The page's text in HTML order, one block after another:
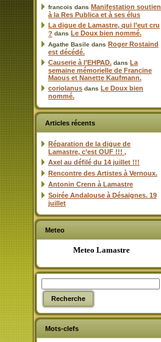
francois dans Manifestation soutien
à la Res Publica et à ses élus
La digue de Lamastre, qui l’eut cru
? dans Le Doux bien nommé.
Agathe Basile dans Roger Rostaind
est décédé.
Causerie à l’EHPAD. dans La
semaine mémorielle de Francine
Maous et Nanette Kaufmann.
coriolanus dans Le Doux bien
nommé.
Articles récents
Réparation de la digue de
Lamastre, c’est OUF !!! ,
Axel au défilé du 14 juillet !!!
Rencontre des Artistes à Vernoux.
Antonin Crenn à Lamastre
Soirée Andalouse à Désaignes. 19
juillet
Meteo
Meteo Lamastre
Mots-clefs